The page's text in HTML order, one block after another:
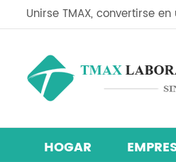
Unirse TMAX, convertirse
HOGAR